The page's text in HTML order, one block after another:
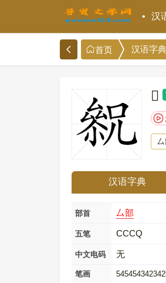
汉
首页 汉语字典
𠬓
汉语字典
部首 厶部
五笔 CCCQ
中文电码 无
笔画